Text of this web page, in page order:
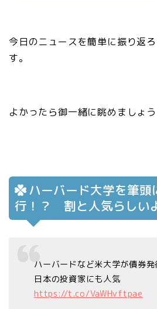
今日のニュースを簡単に振り返
す。
よかったら御一緒に眺めましょう
ハーバード大学を筆頭
行！？ 割と人気らしい
ハーバードなど米大学が債券
日本の投資家にも人気
https://t.co/VaWHvftpae